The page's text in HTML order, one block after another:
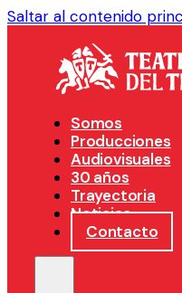
Saltar al contenido
Somos
Producciones
Audiovisuales
30 años
Trayectoria
Noticias
Contacto